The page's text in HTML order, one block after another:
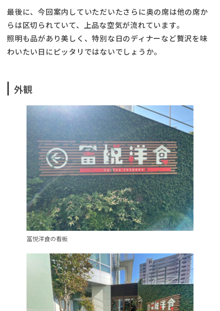
最後に、今回案内していただいたさらに奥の席は他の席か
らは区切られていて、上品な空気が流れています。
照明も品があり美しく、特別な日のディナーなど贅沢を味
わいたい日にピッタリではないでしょうか。
外観
冨悦洋食の看板